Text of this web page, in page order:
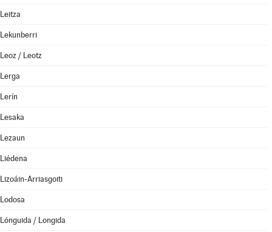
Leitza
Lekunberri
Leoz / Leotz
Lerga
Lerín
Lesaka
Lezaun
Liédena
Lizoáin-Arriasgoiti
Lodosa
Lónguida / Longida